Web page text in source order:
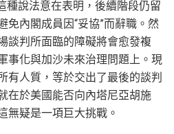
種說法意在表明，後續階段仍留
免內閣成員因“妥協”而辭職。然
談判所面臨的障礙將會愈發複
事化與加沙未來治理問題上。現
有人質，等於交出了最後的談判
在於美國能否向內塔尼亞胡施
無疑是一項巨大挑戰。